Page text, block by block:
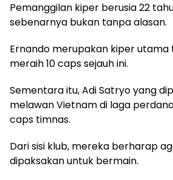
Pemanggilan kiper berusia 22
sebenarnya bukan tanpa alasan.
Ernando merupakan kiper utama
meraih 10 caps sejauh ini.
Sementara itu, Adi Satryo yang
melawan Vietnam di laga
caps timnas.
Dari sisi klub, mereka berharap
dipaksakan untuk bermain.